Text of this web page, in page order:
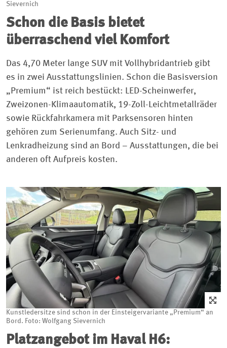
Sievernich
Schon die Basis bietet
überraschend viel Komfort
Das 4,70 Meter lange SUV mit Vollhybridantrieb gibt
es in zwei Ausstattungslinien. Schon die Basisversion
„Premium“ ist reich bestückt: LED-Scheinwerfer,
Zweizonen-Klimaautomatik, 19-Zoll-Leichtmetallräder
sowie Rückfahrkamera mit Parksensoren hinten
gehören zum Serienumfang. Auch Sitz- und
Lenkradheizung sind an Bord – Ausstattungen, die bei
anderen oft Aufpreis kosten.
Kunstledersitze sind schon in der Einsteigervariante „Premium“ an
Bord. Foto: Wolfgang Sievernich
Platzangebot im Haval H6: